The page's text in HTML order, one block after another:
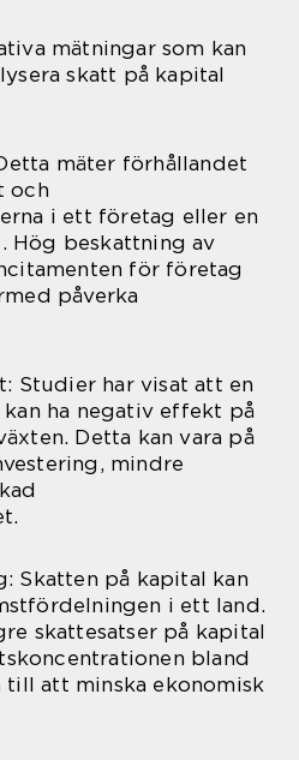
mätningar som kan
skatt på kapital
mäter förhållandet
och
i ett företag eller en
Hög beskattning av
för företag
påverka
Studier har visat att en
ha negativ effekt på
Detta kan vara på
mindre
Skatten på kapital kan
i ett land.
skattesatser på kapital
bland
att minska ekonomisk